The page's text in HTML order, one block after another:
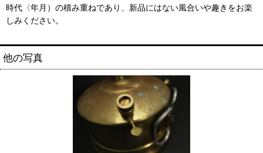
時代〈年月）の積み重ねであり、新品にはない風合いや趣きをお楽
しみください。
他の写真